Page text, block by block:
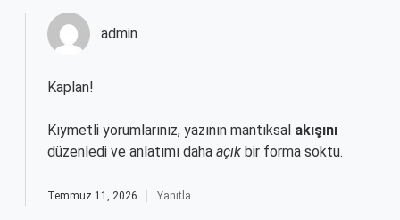
admin
Kaplan!
Kıymetli yorumlarınız, yazının mantıksal akışını
düzenledi ve anlatımı daha açık bir forma soktu.
Temmuz 11, 2026 Yanıtla